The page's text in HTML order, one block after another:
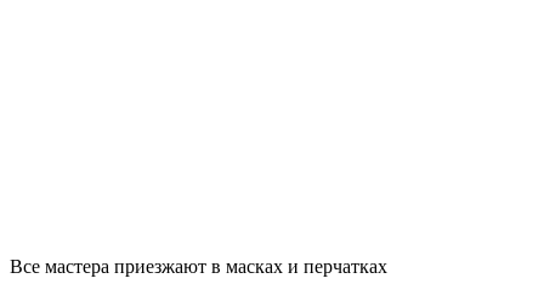
Все мастера приезжают в масках и перчатках